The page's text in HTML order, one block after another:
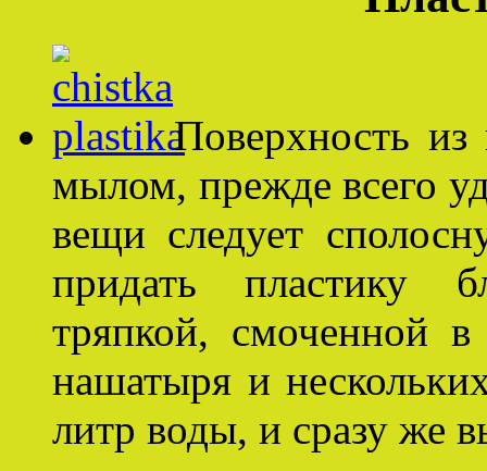
Поверхность
мылом, прежде всего
вещи следует
придать пластику
тряпкой, смоченной
нашатыря и
литр воды, и сразу же